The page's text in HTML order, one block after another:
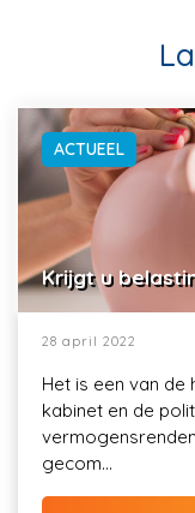
ACTUEEL
Krijgt u
28 april 2022
Het is een van
kabinet en de
gecom...